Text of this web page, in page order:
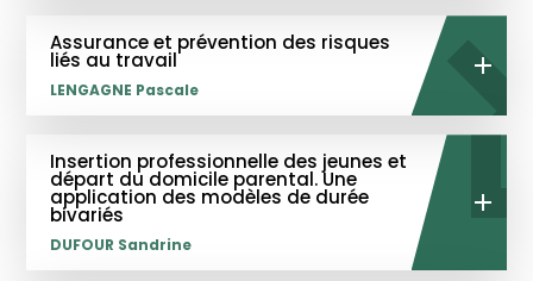
Assurance et prévention des risques
liés au travail
LENGAGNE Pascale
Insertion professionnelle des jeunes et
départ du domicile parental. Une
application des modèles de durée
bivariés
DUFOUR Sandrine